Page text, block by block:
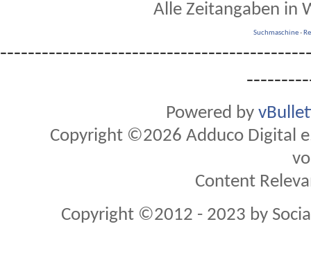
Alle Zeitangaben in
Suchmaschine-
Powered by
Copyright ©2026 Adduco Digital
Content
Copyright ©2012 - 2023 by